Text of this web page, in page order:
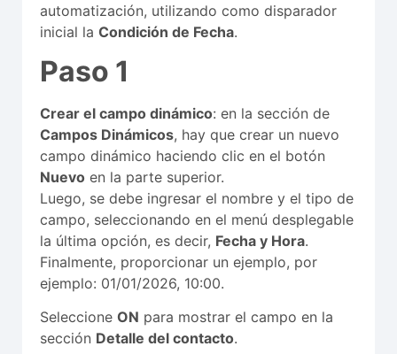
automatización, utilizando como disparador
inicial la Condición de Fecha.
Paso 1
Crear el campo dinámico: en la sección de
Campos Dinámicos, hay que crear un nuevo
campo dinámico haciendo clic en el botón
Nuevo en la parte superior.
Luego, se debe ingresar el nombre y el tipo de
campo, seleccionando en el menú desplegable
la última opción, es decir, Fecha y Hora.
Finalmente, proporcionar un ejemplo, por
ejemplo: 01/01/2026, 10:00.
Seleccione ON para mostrar el campo en la
sección Detalle del contacto.